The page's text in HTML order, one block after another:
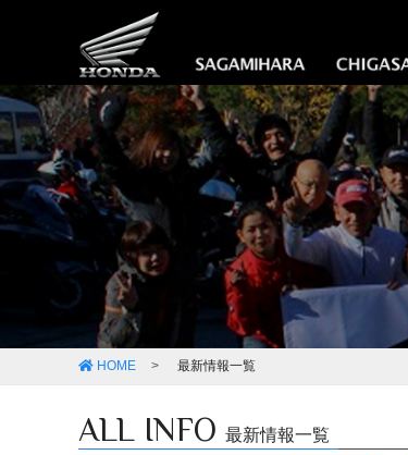
HOME 最新情報一覧
ALL INFO 最新情報一覧